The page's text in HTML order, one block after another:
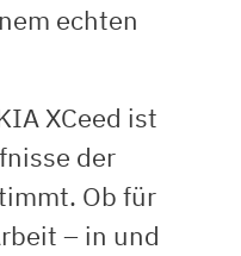
echten
XCeed ist
der
Ob für
– in und